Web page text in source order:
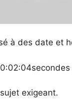
à des date et
exigeant.